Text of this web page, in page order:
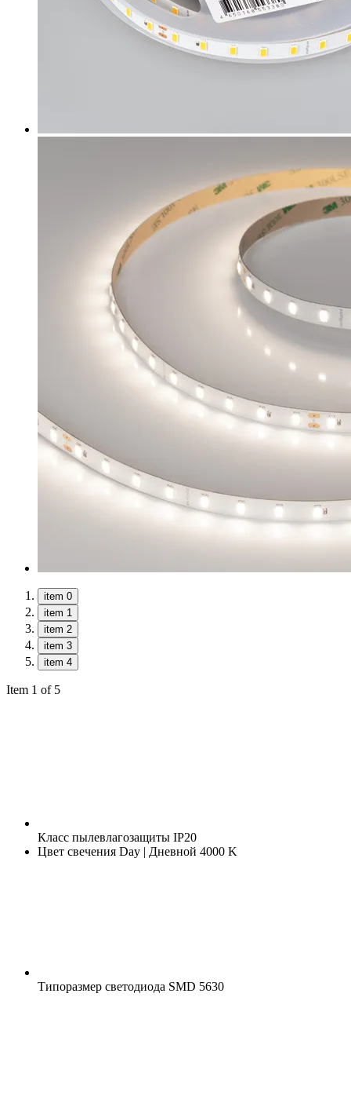
item 0
item 1
item 2
item 3
item 4
Item 1 of 5
Класс пылевлагозащиты IP20
Цвет свечения Day | Дневной 4000 K
Типоразмер светодиода SMD 5630